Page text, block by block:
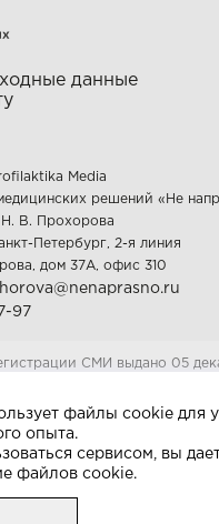
файлы cookie для
опыта.
сервисом, вы
файлов cookie.
данные
Media
решений «Не
Н. В. Прохорова
Петербург, 2-я линия
дом 37А, офис 310
97
СМИ выдано 05
2026